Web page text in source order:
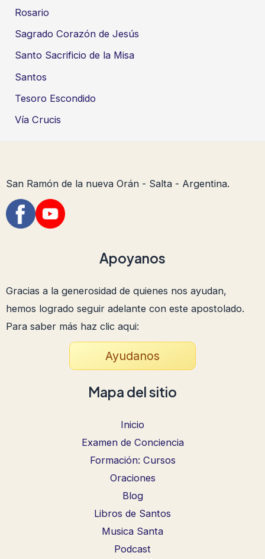
Rosario
Sagrado Corazón de Jesús
Santo Sacrificio de la Misa
Santos
Tesoro Escondido
Vía Crucis
San Ramón de la nueva Orán - Salta - Argentina.
Apoyanos
Gracias a la generosidad de quienes nos ayudan,
hemos logrado seguir adelante con este apostolado.
Para saber más haz clic aqui:
Ayudanos
Mapa del sitio
Inicio
Examen de Conciencia
Formación: Cursos
Oraciones
Blog
Libros de Santos
Musica Santa
Podcast